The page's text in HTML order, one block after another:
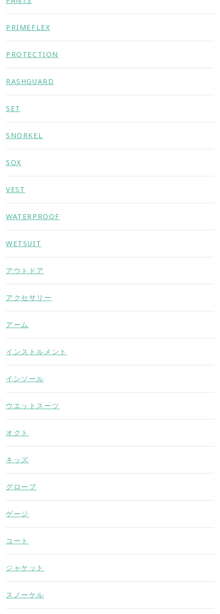
PRIMEFLEX
PROTECTION
RASHGUARD
SET
SNORKEL
SOX
VEST
WATERPROOF
WETSUIT
アウトドア
アクセサリー
アーム
インストルメント
インソール
ウエットスーツ
オクト
キッズ
グローブ
ゲージ
コート
ジャケット
スノーケル